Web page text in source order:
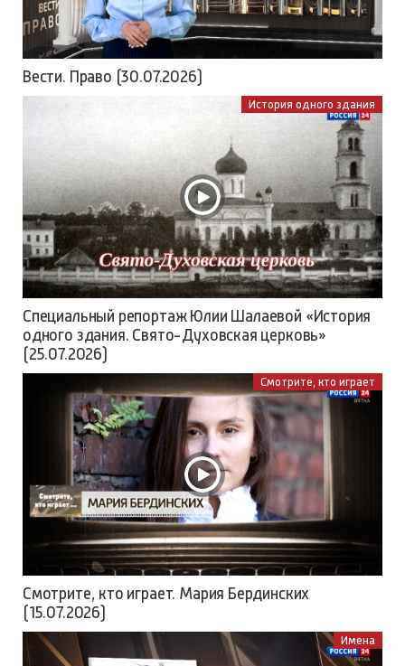
Вести. Право (30.07.2026)
История одного здания
Специальный репортаж Юлии Шалаевой «История
одного здания. Свято-Духовская церковь»
(25.07.2026)
Смотрите, кто играет
Смотрите, кто играет. Мария Бердинских
(15.07.2026)
Имена